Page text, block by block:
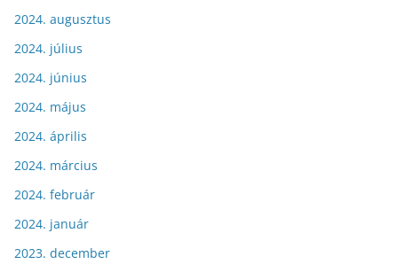
2024. augusztus
2024. július
2024. június
2024. május
2024. április
2024. március
2024. február
2024. január
2023. december